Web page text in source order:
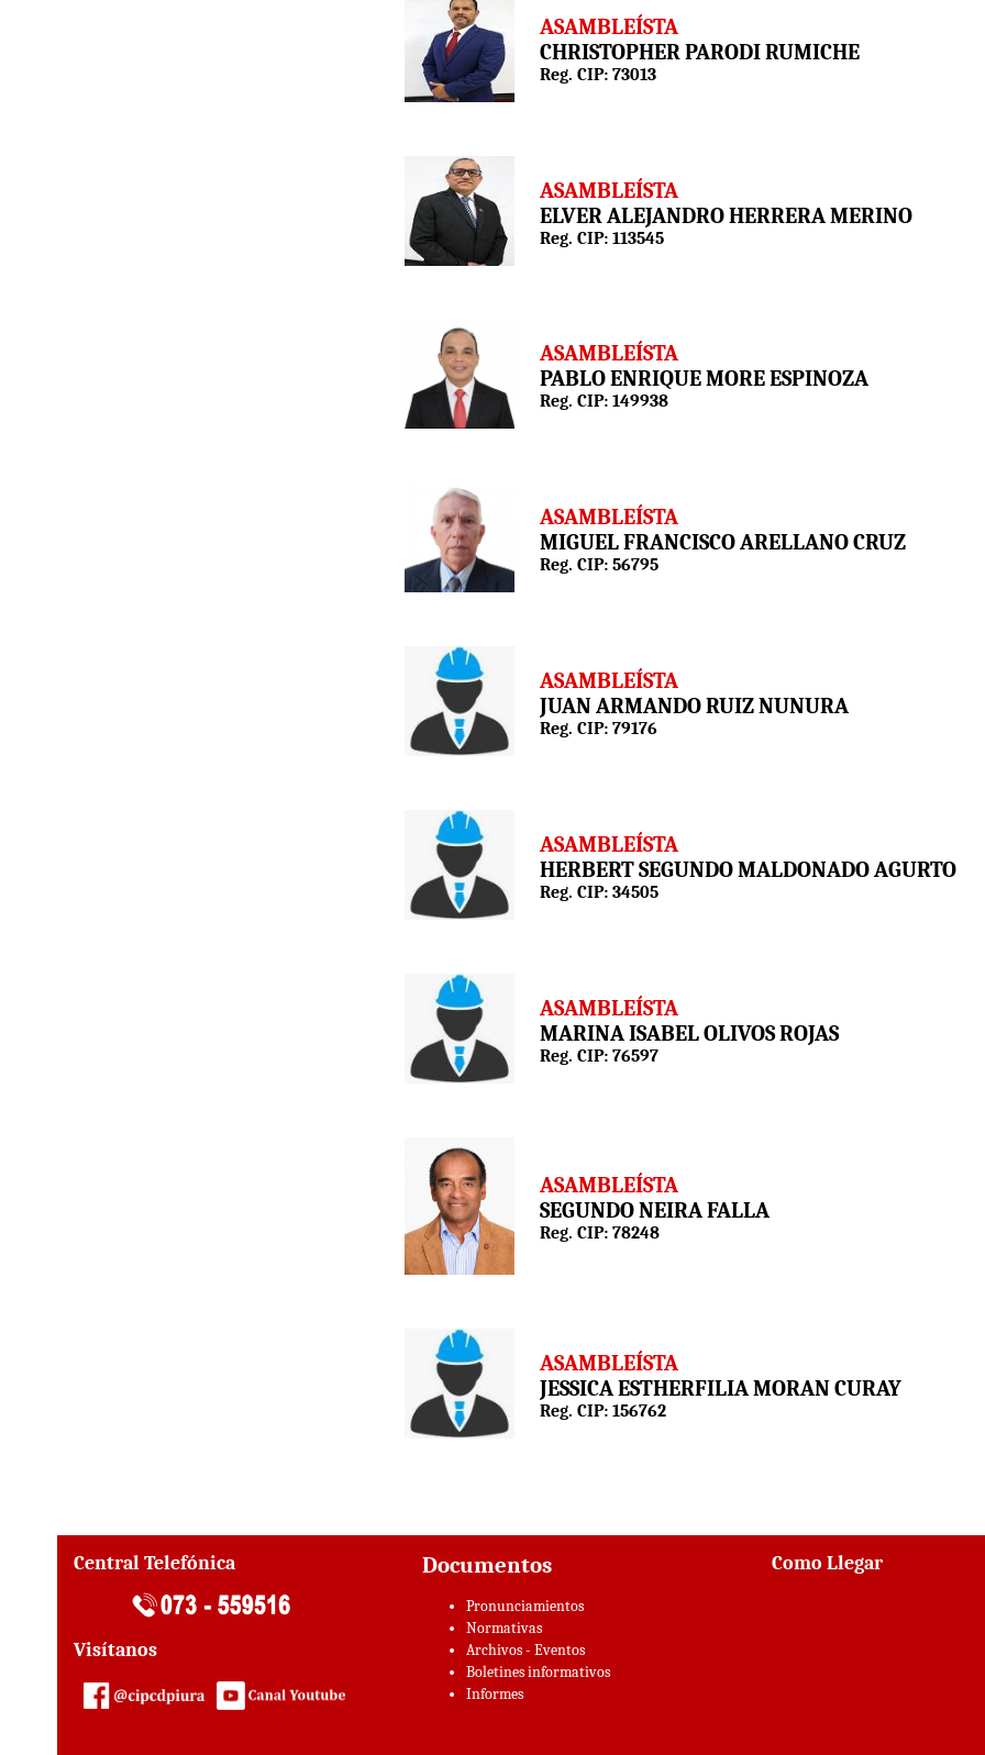
ASAMBLEÍSTA
CHRISTOPHER PARODI RUMICHE
Reg. CIP: 73013
ASAMBLEÍSTA
ELVER ALEJANDRO HERRERA MERINO
Reg. CIP: 113545
ASAMBLEÍSTA
PABLO ENRIQUE MORE ESPINOZA
Reg. CIP: 149938
ASAMBLEÍSTA
MIGUEL FRANCISCO ARELLANO CRUZ
Reg. CIP: 56795
ASAMBLEÍSTA
JUAN ARMANDO RUIZ NUNURA
Reg. CIP: 79176
ASAMBLEÍSTA
HERBERT SEGUNDO MALDONADO AGURTO
Reg. CIP: 34505
ASAMBLEÍSTA
MARINA ISABEL OLIVOS ROJAS
Reg. CIP: 76597
ASAMBLEÍSTA
SEGUNDO NEIRA FALLA
Reg. CIP: 78248
ASAMBLEÍSTA
JESSICA ESTHERFILIA MORAN CURAY
Reg. CIP: 156762
Central Telefónica
Visítanos
Documentos
Pronunciamientos
Normativas
Archivos - Eventos
Boletines informativos
Informes
Como Llegar